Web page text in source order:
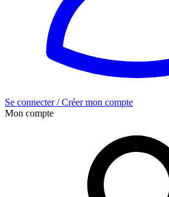
Se connecter / Créer mon compte
Mon compte